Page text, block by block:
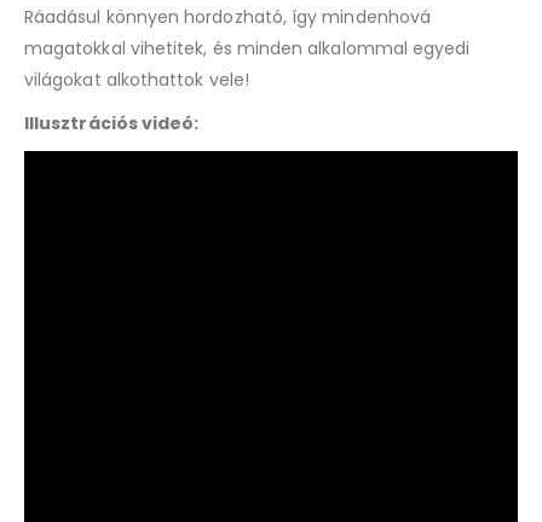
Ráadásul könnyen hordozható, így mindenhová
magatokkal vihetitek, és minden alkalommal egyedi
világokat alkothattok vele!
Illusztrációs videó: